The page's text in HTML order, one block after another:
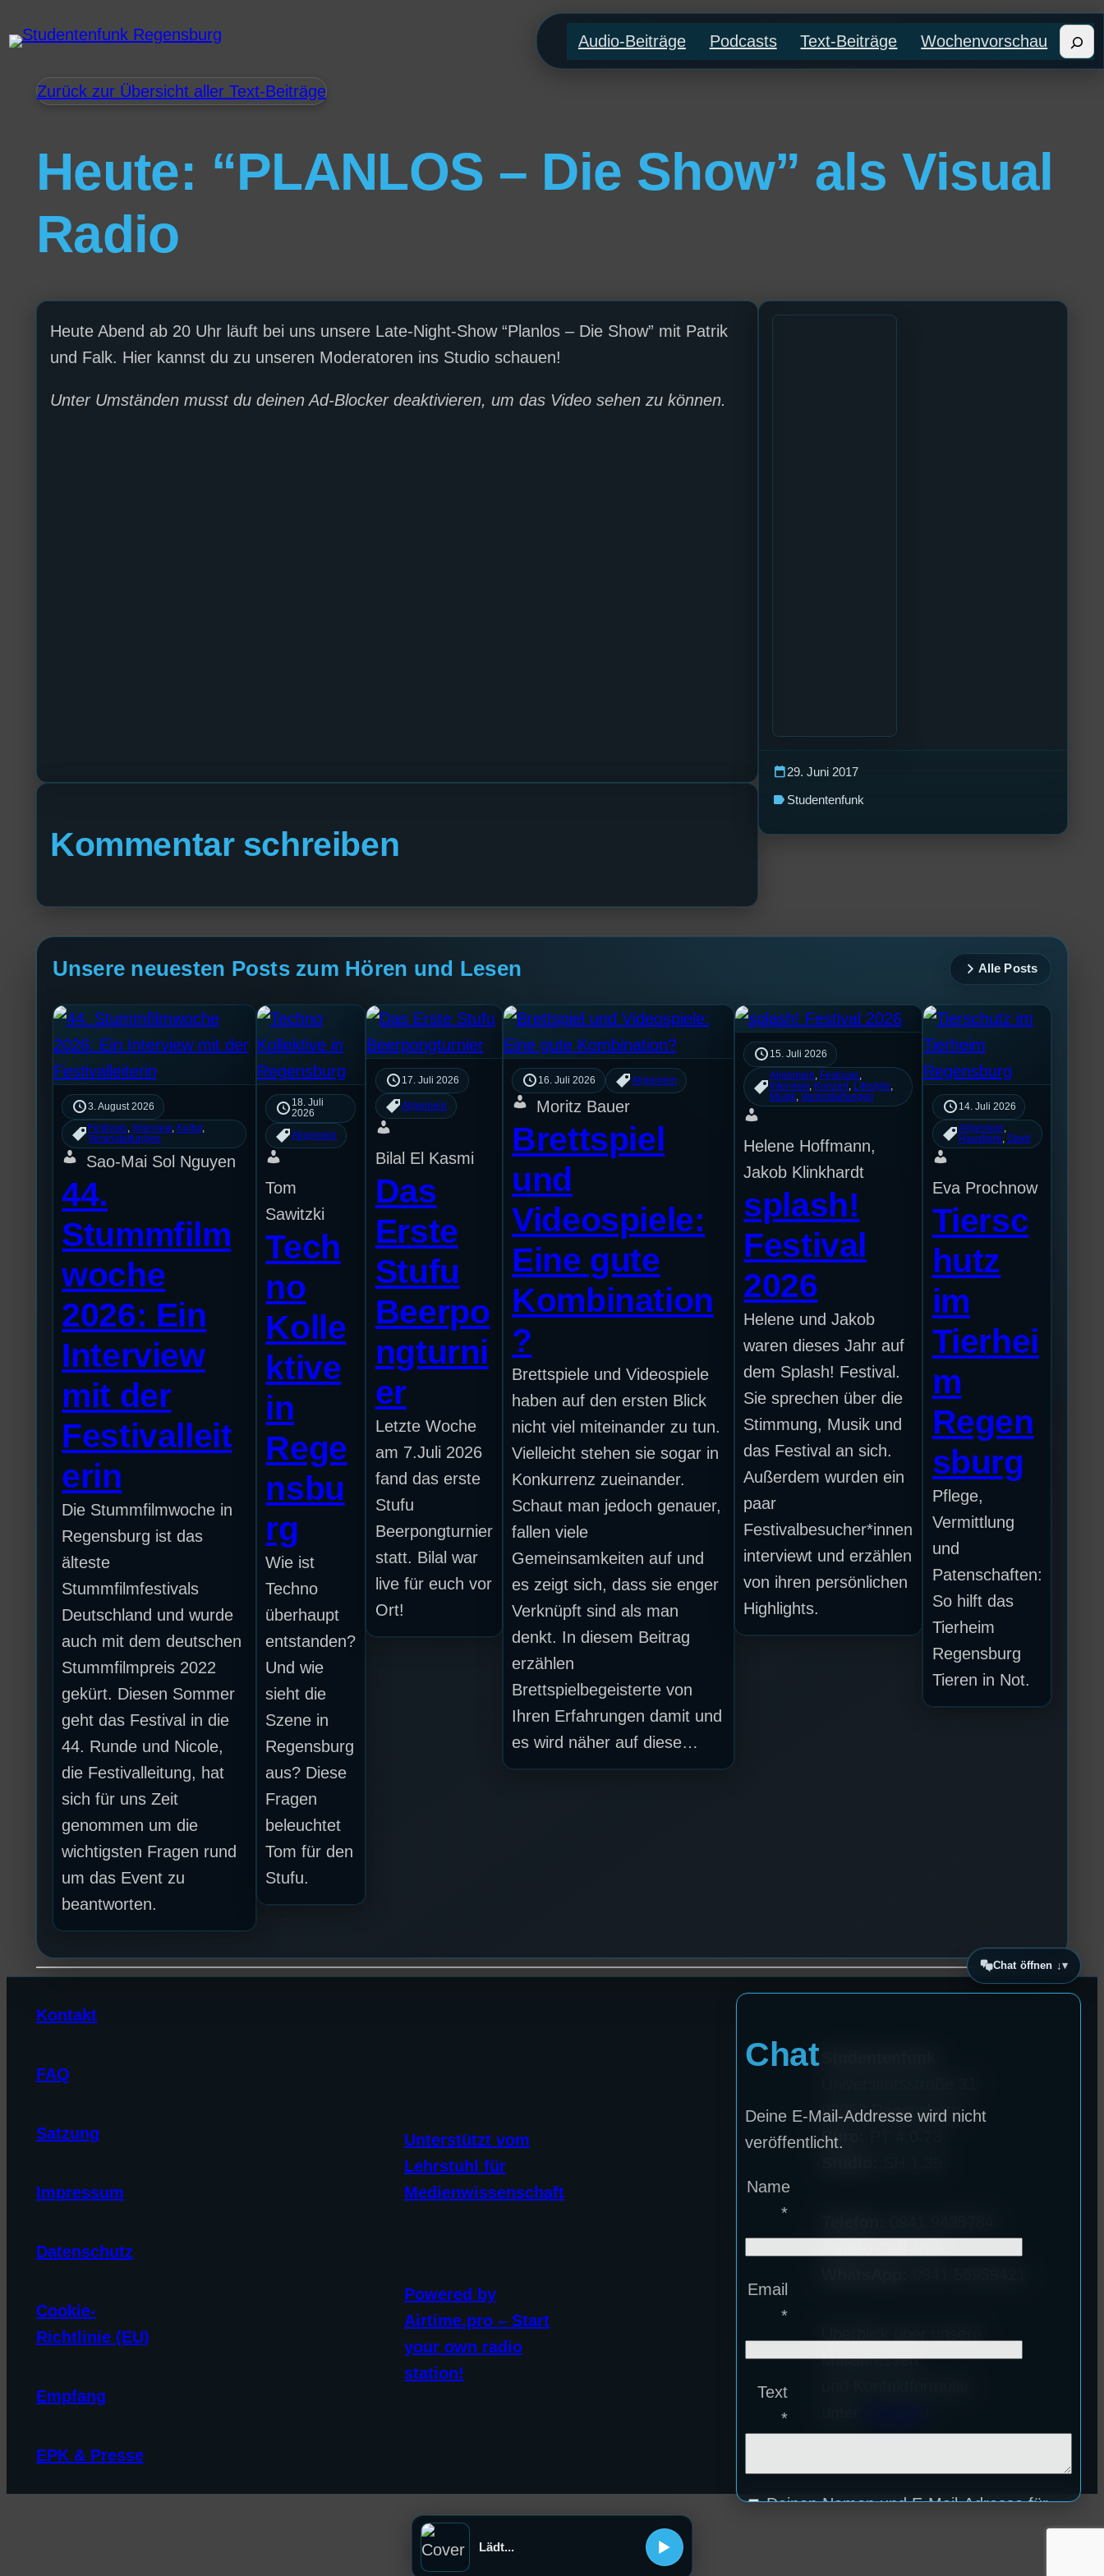
Audio-Beiträge Podcasts Text-Beiträge Wochenvorschau
Zurück zur Übersicht aller Text-Beiträge
Heute: “PLANLOS – Die Show” als Visual
Radio
Heute Abend ab 20 Uhr läuft bei uns unsere Late-Night-Show “Planlos – Die Show” mit Patrik
und Falk. Hier kannst du zu unseren Moderatoren ins Studio schauen!
Unter Umständen musst du deinen Ad-Blocker deaktivieren, um das Video sehen zu können.
Kommentar schreiben
calendar_today29. Juni 2017
label Studentenfunk
Unsere neuesten Posts zum Hören und Lesen Alle Posts
3. August 2026
Festivals Interview, Kultur
Veranstaltungen
Sao-Mai Sol Nguyen
44.
Stummfilm
woche
2026: Ein
Interview
mit der
Festivalleit
erin
Die Stummfilmwoche in
Regensburg ist das
älteste
Stummfilmfestivals
Deutschland und wurde
auch mit dem deutschen
Stummfilmpreis 2022
gekürt. Diesen Sommer
geht das Festival in die
44. Runde und Nicole,
die Festivalleitung, hat
sich für uns Zeit
genommen um die
wichtigsten Fragen rund
um das Event zu
beantworten.
18. Juli
2026
Allgemein
Tom
Sawitzki
Tech
no
Kolle
ktive
in
Rege
nsbu
rg
Wie ist
Techno
überhaupt
entstanden?
Und wie
sieht die
Szene in
Regensburg
aus? Diese
Fragen
beleuchtet
Tom für den
Stufu.
17. Juli 2026
Allgemein
Bilal El Kasmi
Das
Erste
Stufu
Beerpo
ngturni
er
Letzte Woche
am 7.Juli 2026
fand das erste
Stufu
Beerpongturnier
statt. Bilal war
live für euch vor
Ort!
16. Juli 2026 Allgemein
Moritz Bauer
Brettspiel
und
Videospiele:
Eine gute
Kombination
?
Brettspiele und Videospiele
haben auf den ersten Blick
nicht viel miteinander zu tun.
Vielleicht stehen sie sogar in
Konkurrenz zueinander.
Schaut man jedoch genauer,
fallen viele
Gemeinsamkeiten auf und
es zeigt sich, dass sie enger
Verknüpft sind als man
denkt. In diesem Beitrag
erzählen
Brettspielbegeisterte von
Ihren Erfahrungen damit und
es wird näher auf diese…
15. Juli 2026
Allgemein Festivals
Interview, Konzert Lifestyle
Musik , Veranstaltungen
Helene Hoffmann,
Jakob Klinkhardt
splash!
Festival
2026
Helene und Jakob
waren dieses Jahr auf
dem Splash! Festival.
Sie sprechen über die
Stimmung, Musik und
das Festival an sich.
Außerdem wurden ein
paar
Festivalbesucher*innen
interviewt und erzählen
von ihren persönlichen
Highlights.
14. Juli 2026
Allgemein
Haustiere Stadt
Eva Prochnow
Tiersc
hutz
im
Tierhei
m
Regen
sburg
Pflege,
Vermittlung
und
Patenschaften:
So hilft das
Tierheim
Regensburg
Tieren in Not.
Kontakt
FAQ
Satzung
Impressum
Datenschutz
Cookie-
Richtlinie (EU)
Empfang
EPK & Presse
Unterstützt vom
Lehrstuhl für
Medienwissenschaft
Powered by
Airtime.pro – Start
your own radio
station!
93053 Regensburg
Büro:
Mailadressen
Chat öffnen ↓
Chat
Deine E-Mail-Addresse wird nicht
veröffentlicht.
Name
*
Email
*
Text
*
Deinen Namen und E-Mail-Adresse für
weitere Kommentare auf diesem Browser
Lädt...